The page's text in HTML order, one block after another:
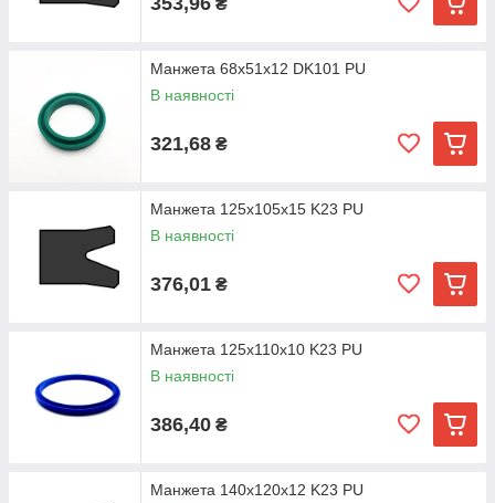
Манжета 68х51х12 DK101 PU
В наявності
321,68 ₴
Манжета 125х105х15 K23 PU
В наявності
376,01 ₴
Манжета 125х110х10 K23 PU
В наявності
386,40 ₴
Манжета 140х120х12 K23 PU